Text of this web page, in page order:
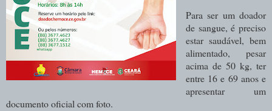
Para ser um doador
de sangue, é preciso
estar saudável, bem
alimentado, pesar
acima de 50 kg, ter
entre 16 e 69 anos e
apresentar um
documento oficial com foto.